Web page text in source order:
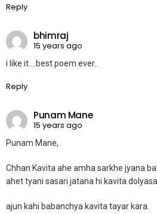
Reply
bhimraj
15 years ago
i like it….best poem ever..
Reply
Punam Mane
15 years ago
Punam Mane,
Chhan Kavita ahe amha sarkhe jyana
ahet tyani sasari jatana hi kavita
ajun kahi babanchya kavita tayar kara.